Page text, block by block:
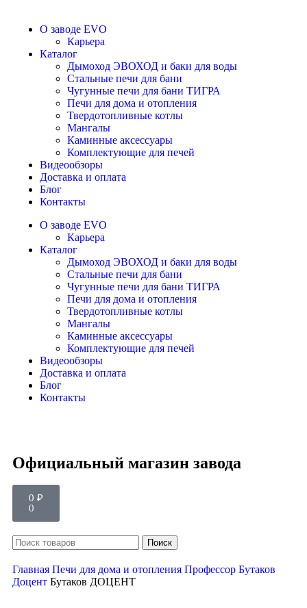
О заводе EVO
Карьера
Каталог
Дымоход ЭВОХОД и баки для воды
Стальные печи для бани
Чугунные печи для бани ТИГРА
Печи для дома и отопления
Твердотопливные котлы
Мангалы
Каминные аксессуары
Комплектующие для печей
Видеообзоры
Доставка и оплата
Блог
Контакты
О заводе EVO
Карьера
Каталог
Дымоход ЭВОХОД и баки для воды
Стальные печи для бани
Чугунные печи для бани ТИГРА
Печи для дома и отопления
Твердотопливные котлы
Мангалы
Каминные аксессуары
Комплектующие для печей
Видеообзоры
Доставка и оплата
Блог
Контакты
Официальный магазин завода
0 ₽
0
Поиск
Главная Печи для дома и отопления Профессор Бутаков
Доцент Бутаков ДОЦЕНТ